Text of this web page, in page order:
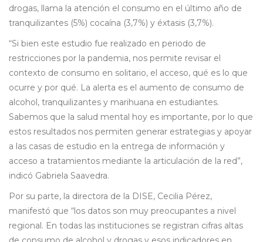
drogas, llama la atención el consumo en el último año de
tranquilizantes (5%) cocaína (3,7%) y éxtasis (3,7%).
“Si bien este estudio fue realizado en periodo de
restricciones por la pandemia, nos permite revisar el
contexto de consumo en solitario, el acceso, qué es lo que
ocurre y por qué. La alerta es el aumento de consumo de
alcohol, tranquilizantes y marihuana en estudiantes.
Sabemos que la salud mental hoy es importante, por lo que
estos resultados nos permiten generar estrategias y apoyar
a las casas de estudio en la entrega de información y
acceso a tratamientos mediante la articulación de la red”,
indicó Gabriela Saavedra.
Por su parte, la directora de la DISE, Cecilia Pérez,
manifestó que “los datos son muy preocupantes a nivel
regional. En todas las instituciones se registran cifras altas